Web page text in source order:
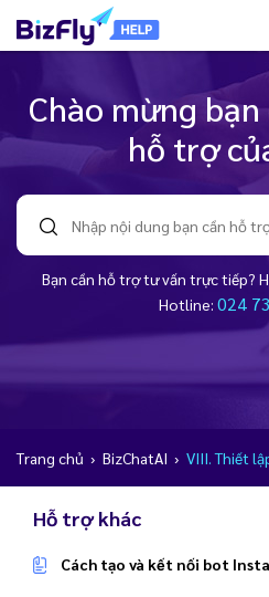
Chào mừng
hỗ trợ
Bạn cần hỗ trợ tư vấn trực tiếp?
Hotline: 024
Trang chủ › BizChatAI › VIII. Thiết
Hỗ trợ khác
Cách tạo và kết nối bot